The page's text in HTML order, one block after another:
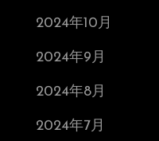
2024年10月
2024年9月
2024年8月
2024年7月